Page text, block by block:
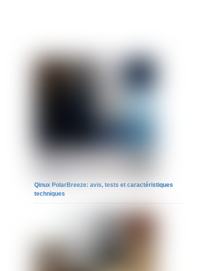
Qinux PolarBreeze: avis, tests et caractéristiques
techniques